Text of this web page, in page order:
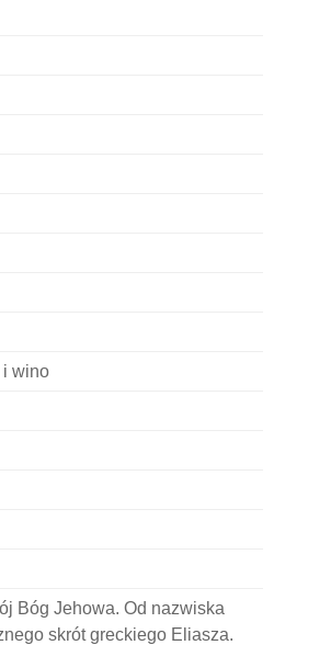
i wino
Bóg Jehowa. Od nazwiska
skrót greckiego Eliasza.